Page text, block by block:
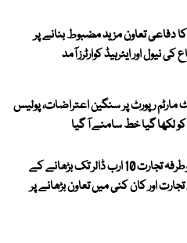
دفاعی تعاون مزید مضبوط بنانے پر
کی نیول اور ایئرہیڈ کوارٹرز آمد
رپورٹ پر سنگین اعتراضات، پولیس
لکھا گیا خط سامنے آ گیا
پاکستان اور ایران کا دوطرفہ تجارت 10 ارب ڈالر تک بڑھانے کے
اور کان کنی میں تعاون بڑھانے پر